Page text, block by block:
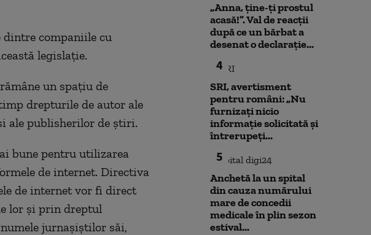
dintre companiile cu
legislaţie.
un spaţiu de
drepturile de autor ale
ale publisherilor de ştiri.
bune pentru utilizarea
de internet. Directiva
de internet vor fi direct
lor şi prin dreptul
jurnaşiştilor săi,
„Anna, ţine-ţi prostul
acasă!”. Val de reacții
după ce un bărbat a
desenat o declarație...
4
SRI, avertisment
pentru români: „Nu
furnizați nicio
informație solicitată și
întrerupeți...
5
Anchetă la un spital
din cauza numărului
mare de concedii
medicale în plin sezon
estival...